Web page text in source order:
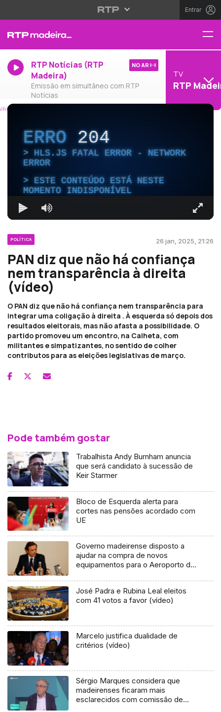
Entrar
RTP Notícias (RTP
Madeira)
Emissão em simultâneo com RTP
Notícias
NO AR
TV
RTP
ERRO204
HLS.JS FATAL ERROR - NETWORK
ERROR
ESTE CONTEÚDO ESTÁ NESTE
MOMENTO INDISPONÍVEL
POLÍTICA 26 jan, 2025, 21:26
PAN diz que não há confiança
nem transparência à direita
(vídeo)
O PAN diz que não há confiança nem transparência para
integrar uma coligação à direita . À esquerda só depois dos
resultados eleitorais, mas não afasta a possibilidade. O
partido promoveu um encontro, na Calheta, com
militantes e simpatizantes, no sentido de colher
contributos para as eleições legislativas de março.
Pode também gostar
Trabalhista Andy Burnham anuncia
que será candidato à sucessão de
Keir Starmer
Bloco de Esquerda alerta para
cortes nas pensões acordado com
UE
Governo madeirense disposto a
ajudar na compra de novos
equipamentos para o Aeroporto da
José Padra e Rubina Leal eleitos
com 41 votos a favor (vídeo)
Marcelo justifica dualidade de
critérios (vídeo)
Sérgio Marques considera que
madeirenses ficaram mais
esclarecidos com comissão de